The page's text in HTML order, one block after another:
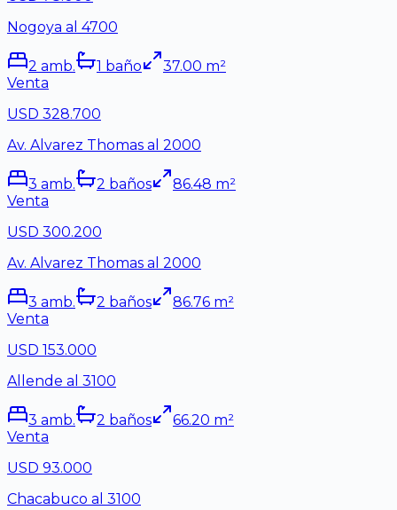
Nogoya al 4700
2 amb. 1 baño 37.00 m²
Venta
USD 328.700
Av. Alvarez Thomas al 2000
3 amb. 2 baños 86.48 m²
Venta
USD 300.200
Av. Alvarez Thomas al 2000
3 amb. 2 baños 86.76 m²
Venta
USD 153.000
Allende al 3100
3 amb. 2 baños 66.20 m²
Venta
USD 93.000
Chacabuco al 3100